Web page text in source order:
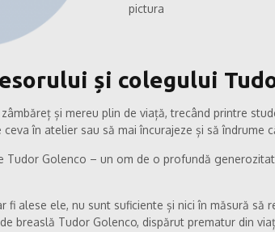
pictura
și colegului
și mereu plin de viață, trecând printre
ceva în atelier sau să mai încurajeze și să îndrume
Tudor Golenco – un om de o profundă
fi alese ele, nu sunt suficiente și nici în măsură să
breaslă Tudor Golenco, dispărut prematur din